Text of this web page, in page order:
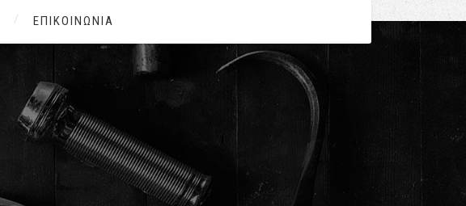
ΕΠΙΚΟΙΝΩΝΙΑ